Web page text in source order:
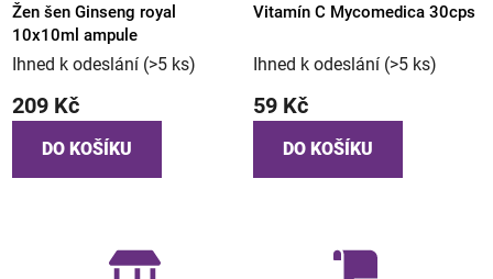
Žen šen Ginseng royal
10x10ml ampule
Ihned k odeslání (>5 ks)
209 Kč
DO KOŠÍKU
Vitamín C Mycomedica 30cps
Ihned k odeslání (>5 ks)
59 Kč
DO KOŠÍKU